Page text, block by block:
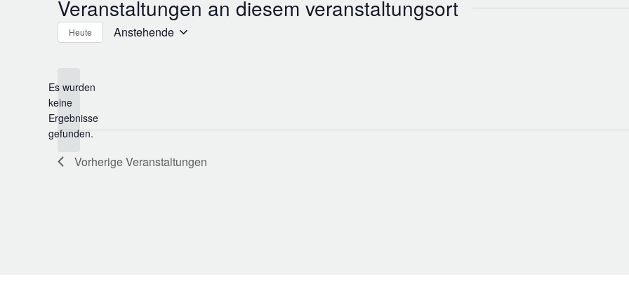
Veranstaltungen an diesem veranstaltungsort
Hinweis
Es wurden
keine
Ergebnisse
gefunden.
Heute Anstehende
VorherigeVeranstaltungen